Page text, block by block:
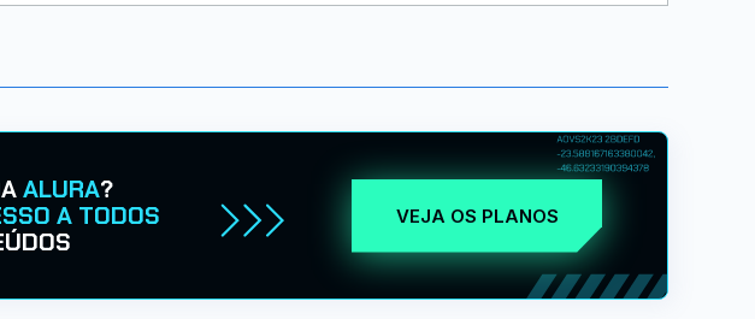
ALURA?
A TODOS
VEJA OS PLANOS